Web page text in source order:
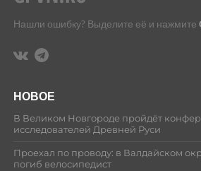
Нашли ошибку? Выделите её и нажмите
НОВОЕ
В Великом Новгороде пройдёт
исследователей Древней Руси
Проехал по проводу: в Валдайском
погиб велосипедист